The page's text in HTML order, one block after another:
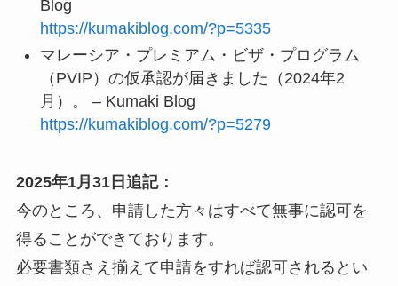
Blog
https://kumakiblog.com/?p=5335
マレーシア・プレミアム・ビザ・プログラム
（PVIP）の仮承認が届きました（2024年2
月）。 – Kumaki Blog
https://kumakiblog.com/?p=5279
2025年1月31日追記：
今のところ、申請した方々はすべて無事に認可を
得ることができております。
必要書類さえ揃えて申請をすれば認可されるとい